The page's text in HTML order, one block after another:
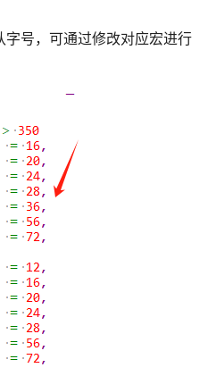
字号，可通过修改对应宏进行